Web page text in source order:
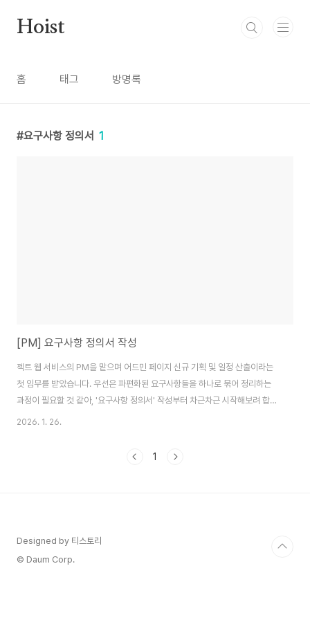
Hoist
홈 태그 방명록
요구사항 정의서 1
[PM] 요구사항 정의서 작성
젝트 웹 서비스의 PM을 맡으며 어드민 페이지 신규 기획 및 일정 산출이라는
첫 임무를 받았습니다. 우선은 파편화된 요구사항들을 하나로 묶어 정리하는
과정이 필요할 것 같아, '요구사항 정의서' 작성부터 차근차근 시작해보려 합니
다. 돌이켜보면 이전까지는 작업 전에 정의서를 제대로 갖추고 시작한 적이 별
두려 합니다. 처음 해보는 과정인 만큼, 시행착오까지 포함해 뜻깊은 경험이 될
2026. 1. 26.
1
Designed by 티스토리
© Daum Corp.